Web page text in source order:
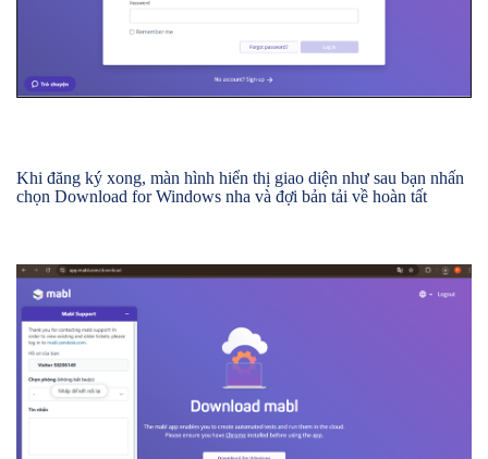
Khi đăng ký xong, màn hình hiển thị giao diện như sau bạn nhấn
chọn Download for Windows nha và đợi bản tải về hoàn tất